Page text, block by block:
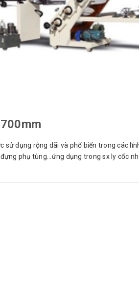
sử dụng rộng dãi và phổ biến trong các
phụ tùng...ứng dụng trong sx ly cốc